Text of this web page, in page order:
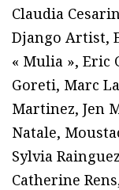
Claudia
Django Artist,
« Mulia », Eric
Goreti, Marc
Martinez, Jen
Natale,
Sylvia
Catherine